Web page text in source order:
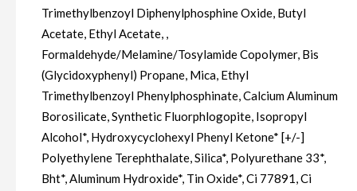
Trimethylbenzoyl Diphenylphosphine Oxide, Butyl
Acetate, Ethyl Acetate, ,
Formaldehyde/Melamine/Tosylamide Copolymer, Bis
(Glycidoxyphenyl) Propane, Mica, Ethyl
Trimethylbenzoyl Phenylphosphinate, Calcium Aluminum
Borosilicate, Synthetic Fluorphlogopite, Isopropyl
Alcohol*, Hydroxycyclohexyl Phenyl Ketone* [+/-]
Polyethylene Terephthalate, Silica*, Polyurethane 33*,
Bht*, Aluminum Hydroxide*, Tin Oxide*, Ci 77891, Ci